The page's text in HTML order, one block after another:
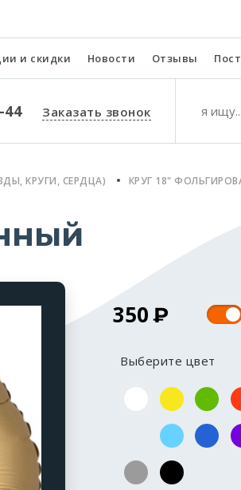
и скидки Новости Отзывы
44 Заказать звонок
КРУГИ, СЕРДЦА) КРУГ 18"
350
Выберите цвет